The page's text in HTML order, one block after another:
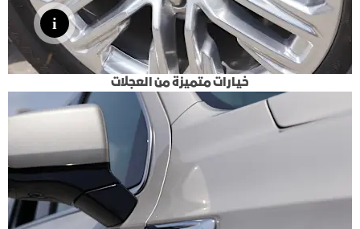
خيارات متميزة من العجلات